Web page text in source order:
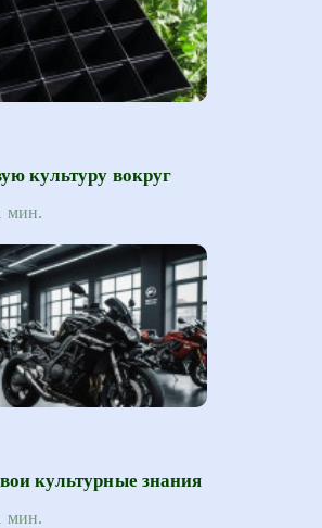
культуру вокруг
мин.
культурные знания
мин.